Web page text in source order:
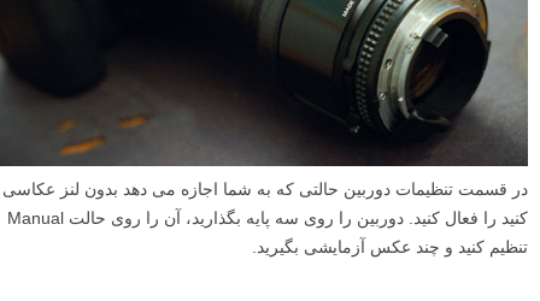
در قسمت تنظیمات دوربین حالتی که به شما اجازه می دهد بدون لنز عکاسی
کنید را فعال کنید. دوربین را روی سه پایه بگذارید، آن را روی حالت Manual
تنظیم کنید و چند عکس آزمایشی بگیرید.